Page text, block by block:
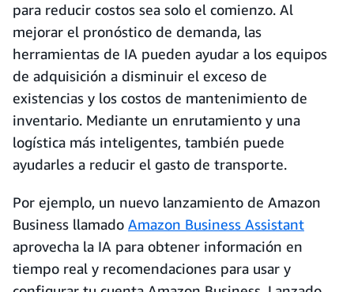
para reducir costos sea solo el comienzo. Al
mejorar el pronóstico de demanda, las
herramientas de IA pueden ayudar a los equipos
de adquisición a disminuir el exceso de
existencias y los costos de mantenimiento de
inventario. Mediante un enrutamiento y una
logística más inteligentes, también puede
ayudarles a reducir el gasto de transporte.
Por ejemplo, un nuevo lanzamiento de Amazon
Business llamado Amazon Business Assistant
aprovecha la IA para obtener información en
tiempo real y recomendaciones para usar y